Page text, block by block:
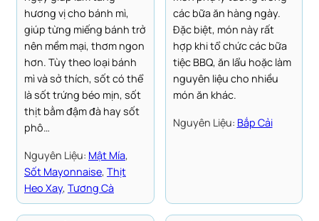
hương vị cho bánh mì,
giúp từng miếng bánh trở
nên mềm mại, thơm ngon
hơn. Tùy theo loại bánh
mì và sở thích, sốt có thể
là sốt trứng béo mịn, sốt
thịt bằm đậm đà hay sốt
phô…
Nguyên Liệu: Mật Mía
Sốt Mayonnaise, Thịt
Heo Xay, Tương Cà
các bữa ăn hàng ngày.
Đặc biệt, món này rất
hợp khi tổ chức các bữa
tiệc BBQ, ăn lẩu hoặc làm
nguyên liệu cho nhiều
món ăn khác.
Nguyên Liệu: Bắp Cải